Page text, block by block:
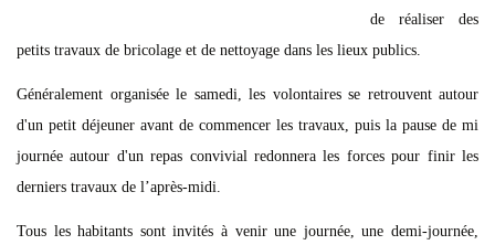
de réaliser des
petits travaux de bricolage et de nettoyage dans les lieux publics.
Généralement organisée le samedi, les volontaires se retrouvent autour
d'un petit déjeuner avant de commencer les travaux, puis la pause de mi
journée autour d'un repas convivial redonnera les forces pour finir les
derniers travaux de l’après-midi.
Tous les habitants sont invités à venir une journée, une demi-journée,